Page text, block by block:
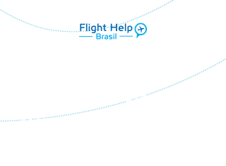
em parceria com
AMANDA PUERTAS VIAGENS &